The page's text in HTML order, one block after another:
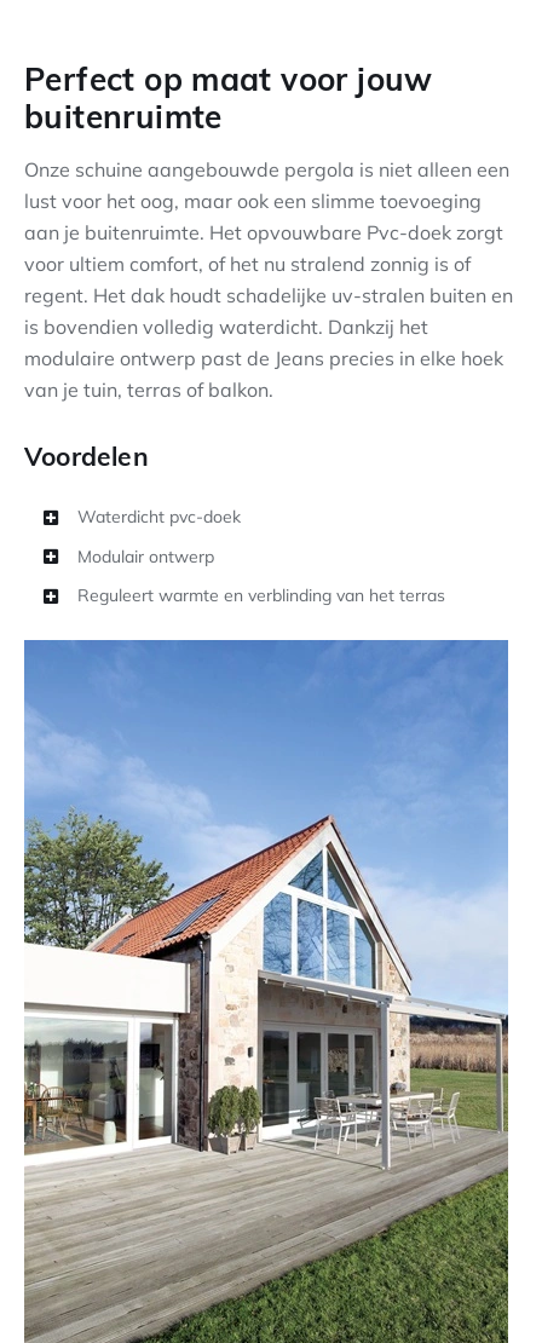
Perfect op maat voor jouw
buitenruimte
Onze schuine aangebouwde pergola is niet alleen een
lust voor het oog, maar ook een slimme toevoeging
aan je buitenruimte. Het opvouwbare Pvc-doek zorgt
voor ultiem comfort, of het nu stralend zonnig is of
regent. Het dak houdt schadelijke uv-stralen buiten en
is bovendien volledig waterdicht. Dankzij het
modulaire ontwerp past de Jeans precies in elke hoek
van je tuin, terras of balkon.
Voordelen
Waterdicht pvc-doek
Modulair ontwerp
Reguleert warmte en verblinding van het terras